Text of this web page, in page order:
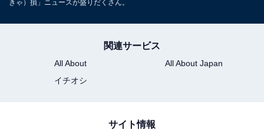
きゃ）損」ニュースが盛りだくさん。
関連サービス
All About
All About Japan
イチオシ
サイト情報